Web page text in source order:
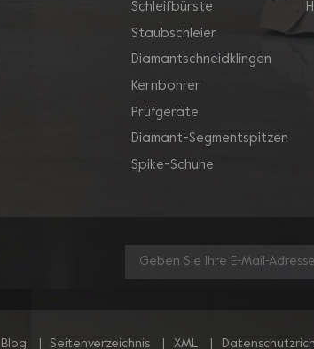
Schleifbürste
Staubschleier
Diamantschneidklingen
Kernbohrer
Prüfgeräte
Diamant-Segmentspitzen
Spike-Schuhe
Blog Seitenverzeichnis XML